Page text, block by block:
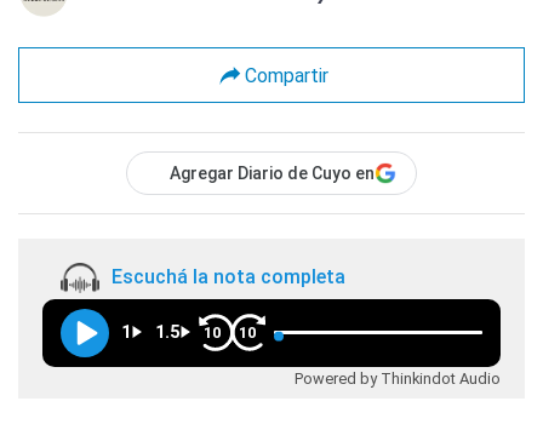
Compartir
Agregar Diario de Cuyo en
Escuchá la nota completa
1 1.5 10 10
Powered by Thinkindot Audio